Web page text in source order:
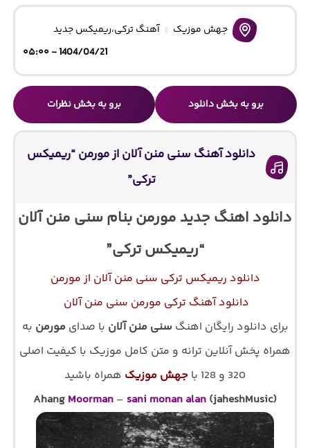
جهش موزیک آهنگ ترکی،ریمیکس جدید
1404/04/21 - ۰۵:۰۰
برو به بخش دانلود برو به بخش نظرات
دانلود آهنگ سنی منن آلان از مورمن “ریمیکس
ترکی”
دانلود اهنگ جدید مورمن بنام سنی منن آلان
“ریمیکس ترکی”
دانلود ریمیکس ترکی سنی منن آلان از مورمن
دانلود آهنگ ترکی مورمن سنی منن آلان
برای دانلود رایگان اهنگ سنی منن آلان با صدایمورمن به
همراه پخش آنلاین ترانه و متن کامل موزیک با کیفیت اصلی
320 و 128 با
جهش موزیک همراه باشید
Ahang Moorman – sani monan alan (jaheshMusic)